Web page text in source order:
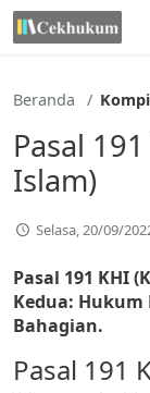
Lewati
ke
Beranda
Pasal
Islam)
Selasa, 20/09/
Pasal 191 KHI
Kedua: Hukum
Bahagian.
Pasal 191